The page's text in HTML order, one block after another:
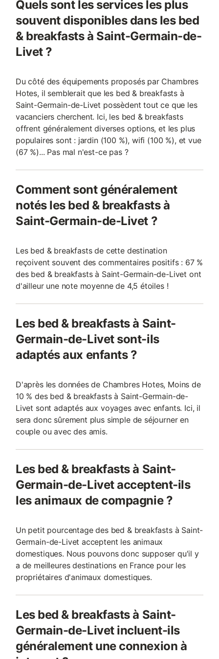
Quels sont les services les plus
souvent disponibles dans les bed
& breakfasts à Saint-Germain-de-
Livet ?
Du côté des équipements proposés par Chambres
Hotes, il semblerait que les bed & breakfasts à
Saint-Germain-de-Livet possèdent tout ce que les
vacanciers cherchent. Ici, les bed & breakfasts
offrent généralement diverses options, et les plus
populaires sont : jardin (100 %), wifi (100 %), et vue
(67 %)... Pas mal n'est-ce pas ?
Comment sont généralement
notés les bed & breakfasts à
Saint-Germain-de-Livet ?
Les bed & breakfasts de cette destination
reçoivent souvent des commentaires positifs : 67 %
des bed & breakfasts à Saint-Germain-de-Livet ont
d'ailleur une note moyenne de 4,5 étoiles !
Les bed & breakfasts à Saint-
Germain-de-Livet sont-ils
adaptés aux enfants ?
D'après les données de Chambres Hotes, Moins de
10 % des bed & breakfasts à Saint-Germain-de-
Livet sont adaptés aux voyages avec enfants. Ici, il
sera donc sûrement plus simple de séjourner en
couple ou avec des amis.
Les bed & breakfasts à Saint-
Germain-de-Livet acceptent-ils
les animaux de compagnie ?
Un petit pourcentage des bed & breakfasts à Saint-
Germain-de-Livet acceptent les animaux
domestiques. Nous pouvons donc supposer qu'il y
a de meilleures destinations en France pour les
propriétaires d'animaux domestiques.
Les bed & breakfasts à Saint-
Germain-de-Livet incluent-ils
généralement une connexion à